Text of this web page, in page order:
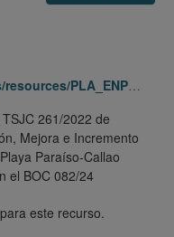
TF/PMM_CPPCS/SJ-PMM-CPPCS/indice.html
261/2022 de
Mejora e Incremento
Paraíso-Callao
el BOC 082/24
este recurso.